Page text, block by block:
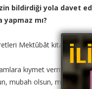
bildirdiği yola davet
mı?
Mektûbât kitabında
kıymet vermemek
mubah olsun, mâ-sivâyı,